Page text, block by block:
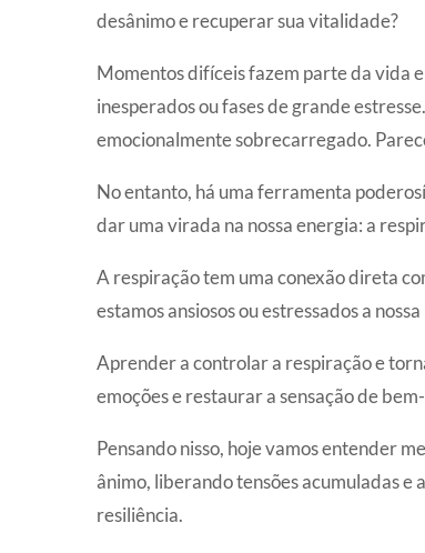
desânimo e recuperar sua vitalidade?
Momentos difíceis fazem parte da vida
inesperados ou fases de grande
emocionalmente sobrecarregado.
No entanto, há uma ferramenta
dar uma virada na nossa energia: a
A respiração tem uma conexão direta
estamos ansiosos ou estressados a
Aprender a controlar a respiração e
emoções e restaurar a sensação de
Pensando nisso, hoje vamos entender
ânimo, liberando tensões acumuladas e
resiliência.